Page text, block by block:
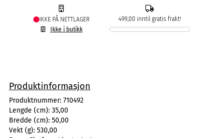
IKKE PÅ NETTLAGER
Ikke i butikk
499,00 inntil gratis frakt!
Produktinformasjon
Produktnummer: 710492
Lengde (cm): 35,00
Bredde (cm): 50,00
Vekt (g): 530,00